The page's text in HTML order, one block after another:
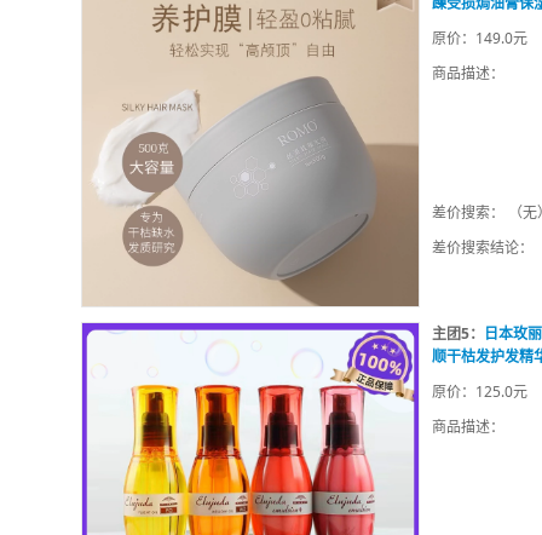
原价：149.0元
商品描述：
差价搜索： （无
差价搜索结论：
主团5： 日本玫
顺干枯发护发精
原价：125.0元
商品描述：